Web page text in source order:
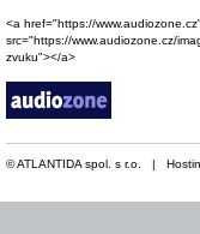
<a href="https://
src="https://www.audiozone.cz/
zvuku"></a>
© ATLANTIDA spol. s r.o. |